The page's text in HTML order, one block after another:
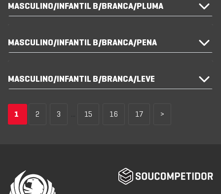
MASCULINO/INFANTIL B/BRANCA/PLUMA
MASCULINO/INFANTIL B/BRANCA/PENA
MASCULINO/INFANTIL B/BRANCA/LEVE
1 2 3 ... 15 16 17 >